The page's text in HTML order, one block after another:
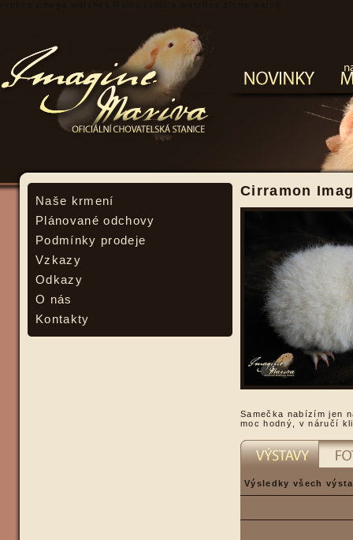
Naše krmení
Plánované odchovy
Podmínky prodeje
Vzkazy
Odkazy
O nás
Kontakty
Cirramon
Samečka nabízím jen
moc hodný, v náručí
Výsledky všech